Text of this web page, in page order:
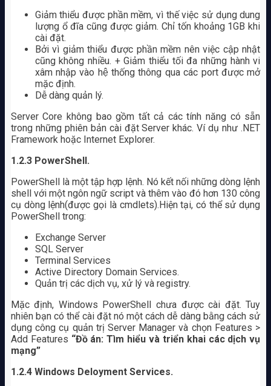
Giảm thiểu được phần mềm, vì thế việc sử dụng dung
lượng ổ đĩa cũng được giảm. Chỉ tốn khoảng 1GB khi
cài đặt.
Bởi vì giảm thiểu được phần mềm nên việc cập nhật
cũng không nhiều. + Giảm thiểu tối đa những hành vi
xâm nhập vào hệ thống thông qua các port được mở
mặc định.
Dễ dàng quản lý.
Server Core không bao gồm tất cả các tính năng có sẵn
trong những phiên bản cài đặt Server khác. Ví dụ như .NET
Framework hoặc Internet Explorer.
1.2.3 PowerShell.
PowerShell là một tập hợp lệnh. Nó kết nối những dòng lệnh
shell với một ngôn ngữ script và thêm vào đó hơn 130 công
cụ dòng lệnh(được gọi là cmdlets).Hiện tại, có thể sử dụng
PowerShell trong:
Exchange Server
SQL Server
Terminal Services
Active Directory Domain Services.
Quản trị các dịch vụ, xử lý và registry.
Mặc định, Windows PowerShell chưa được cài đặt. Tuy
nhiên bạn có thể cài đặt nó một cách dễ dàng bằng cách sử
dụng công cụ quản trị Server Manager và chọn Features >
Add Features “Đồ án: Tìm hiểu và triển khai các dịch vụ
mạng”
1.2.4 Windows Deloyment Services.